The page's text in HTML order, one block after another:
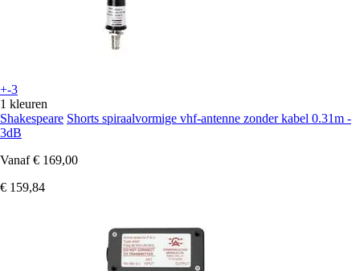
+-3
1 kleuren
Shakespeare Shorts spiraalvormige vhf-antenne zonder kabel 0.31m -
3dB
Vanaf € 169,00
€ 159,84